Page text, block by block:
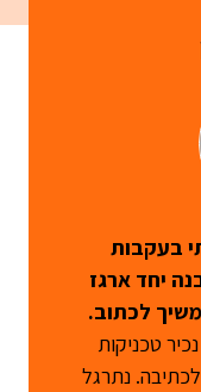
בעקבות
יחד ארגז
לכתוב.
טכניקות
לכתיבה. נתרגל